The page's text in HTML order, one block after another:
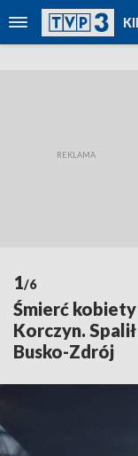
1/6
Śmierć
Korczyn.
Busko-Zdrój